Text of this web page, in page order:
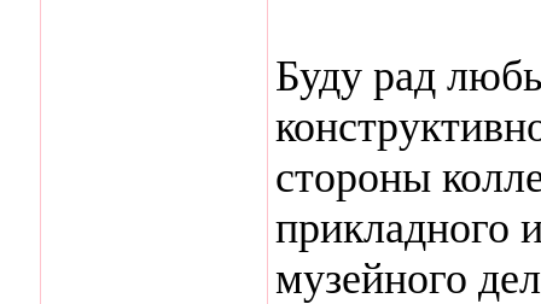
Буду рад
стороны
прикладного
музейного